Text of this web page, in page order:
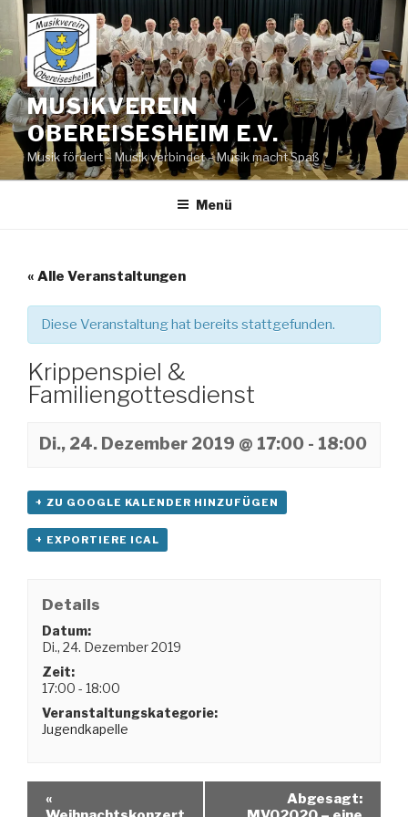
Zum
Inhalt
springen
MUSIKVEREIN
OBEREISESHEIM E.V.
Musik fördert – Musik verbindet – Musik macht Spaß
Menü
« Alle Veranstaltungen
Diese Veranstaltung hat bereits stattgefunden.
Krippenspiel &
Familiengottesdienst
Di., 24. Dezember 2019 @ 17:00 - 18:00
+ ZU GOOGLE KALENDER HINZUFÜGEN
+ EXPORTIERE ICAL
Details
Datum:
Di., 24. Dezember 2019
Zeit:
17:00 - 18:00
Veranstaltungskategorie:
Jugendkapelle
«
Abgesagt: